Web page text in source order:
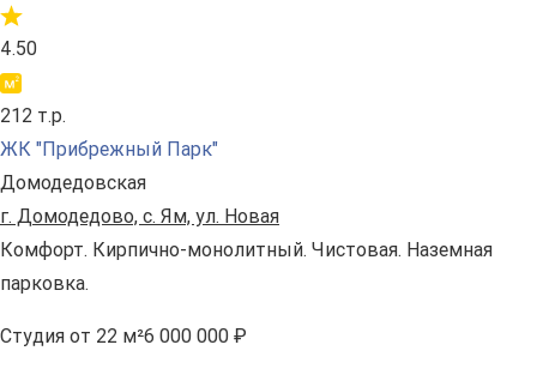
4.50
212 т.р.
ЖК "Прибрежный Парк"
Домодедовская
г. Домодедово, с. Ям, ул. Новая
Комфорт. Кирпично-монолитный. Чистовая. Наземная
парковка.
Студия от 22 м²6 000 000 ₽